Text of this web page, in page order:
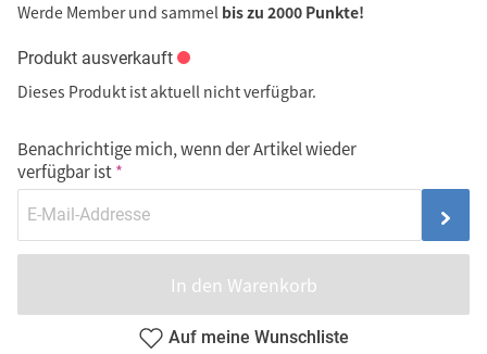
Werde Member und sammel bis zu 2000 Punkte!
Produkt ausverkauft
Dieses Produkt ist aktuell nicht verfügbar.
Benachrichtige mich, wenn der Artikel wieder
verfügbar ist
In den Warenkorb
Auf meine Wunschliste